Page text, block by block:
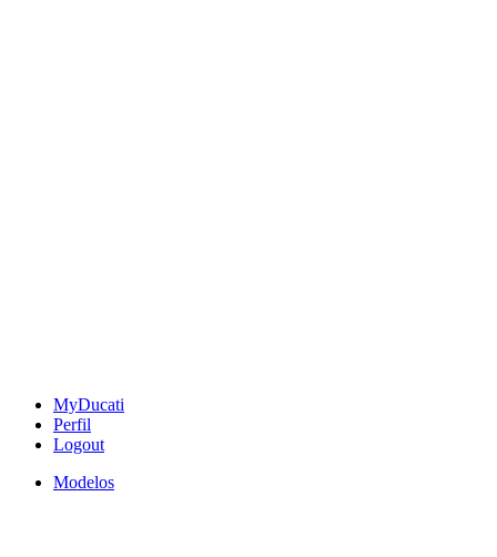
MyDucati
Perfil
Logout
Modelos